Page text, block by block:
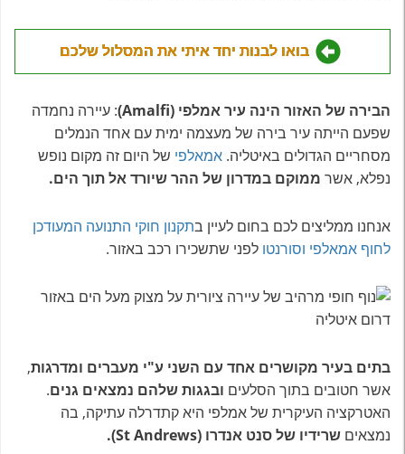
בואו לבנות יחד איתי את המסלול שלכם
הבירה של האזור הינה עיר אמלפי (Amalfi)
: עיירה נחמדה
שפעם הייתה עיר בירה של מעצמה ימית עם אחד הנמלים
מסחריים הגדולים באיטליה. אמאלפי של היום זה מקום נופש
נפלא, אשר ממוקם במדרון של ההר שיורד אל תוך הים.
אנחנו ממליצים לכם בחום לעיין בתקנון חוקי התנועה המעודכן
לחוף אמאלפי וסורנטו לפני שתשכירו רכב באזור.
בתים בעיר מקושרים אחד עם השני ע"י מעברים ומדרגות,
אשר חטובים בתוך הסלעים ובגגות שלהם נמצאים גנים.
האטרקציה העיקרית של אמלפי היא קתדרלה עתיקה, בה
נמצאים שרידיו של סנט אנדרו (St Andrews).